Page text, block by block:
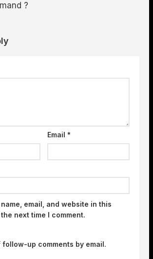
?
Email*
email, and website in this
next time I comment.
follow-up comments by email.